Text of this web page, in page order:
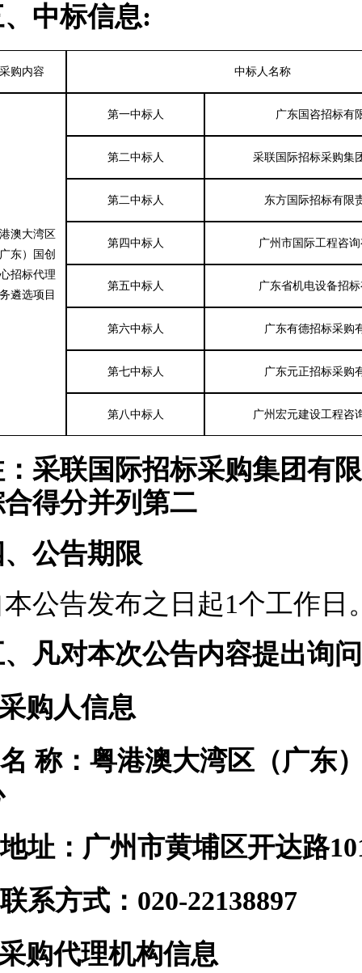
中标信息:
采购内容 中标人名称
澳大湾区
东）国创
招标代理
遴选项目
第一中标人 广东国咨招标有
第二中标人 采联国际招标采购集
第二中标人 东方国际招标有限
第四中标人 广州市国际工程咨
第五中标人 广东省机电设备招
第六中标人 广东有德招标采购
第七中标人 广东元正招标采购
第八中标人 广州宏元建设工程咨
采联国际招标采购集团有
得分并列第二
、公告期限
公告发布之日起1个工作日
、凡对本次公告内容提出询
购人信息
名 称：粤港澳大湾区（广东
地址：广州市黄埔区开达路
联系方式： 020-22138897
购代理机构信息